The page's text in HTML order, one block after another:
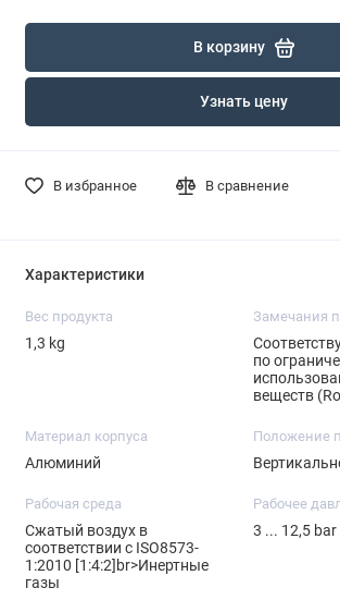
В корзину
Узнать цену
В избранное В сравнение
Характеристики
Вес продукта
1,3 kg
Замечания
по
веществ
Материал корпуса
Алюминий
Положение
Рабочая среда
Сжатый воздух в
соответствии с ISO8573-
1:2010 [1:4:2]br>Инертные
газы
Рабочее
3 ... 12,5 bar